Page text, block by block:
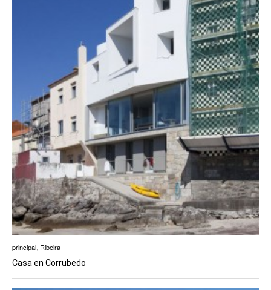
principal Ribeira
Casa en Corrubedo